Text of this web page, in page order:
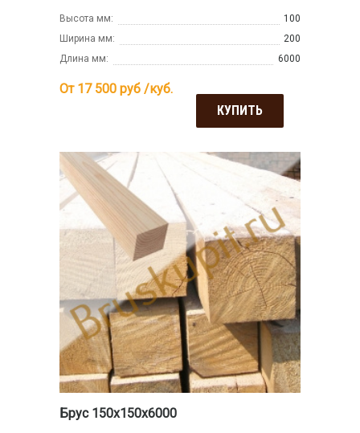
Высота мм:
100
Ширина мм:
200
Длина мм:
6000
От 17 500 руб /куб.
КУПИТЬ
Брус 150х150х6000